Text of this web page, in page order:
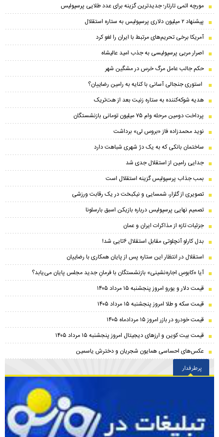
مورچه اتمی تارتار؛ جدیدترین گزینه برای عدد طلایی پرسپولیس
پیشنهاد ۲ میلیون دلاری پرسپولیس به ستاره استقلال
آمریکا برخی تحریم‌های مرتبط با ایران را لغو کرد
اصرار مربی پرسپولیسی به جذب امید عالیشاه
حکم جالب عامل مرگ خرس در مشگین‌ شهر
استوری جنجالی آسانی با کنایه به رامین رضاییان؟
هدیه شوکه‌کننده به ستاره زنیت بعد از هت‌تریک
پرداخت دومین مرحله وام ۷۵ میلیون تومانی بازنشستگان
نوید محمدزاده فاز «بروس لی» برداشت
ساختمان بانکی که به یک دژ شهری شباهت دارد
جدایی رامین از استقلال جدی شد
بمب جذاب پرسپولیس گزینه استقلال است
تصویری از گلزار، شمسایی و نیکبخت در یک رقابت ورزشی
تصمیم نهایی پرسپولیس درباره بازیکن اسبق بارسلونا
جزئیات تازه از مذاکرات ایران و عمان
بدل کارلو آنچلوتی مقابل استقلال ۶تایی شد!
استقلال در انتظار این ستاره پس از پایان همکاری با رضاییان
آیا «کابوسِ اجاره‌نشینی» بازنشستگان با فرمانِ جدید مجلس پایان می‌یابد؟
قیمت دلار و یورو امروز پنجشنبه ۱۵ مرداد ۱۴۰۵
قیمت سکه و طلا امروز پنجشنبه ۱۵ مرداد ۱۴۰۵
قیمت خودرو در بازر امروز ۱۵ مردادماه ۱۴۰۵
قیمت بیت کوین و ارز‌های دیجیتال امروز پنجشنبه ۱۵ مرداد ۱۴۰۵
عکس‌های احساسی همایون شجریان و دخترش یاسمین
پرطرفدار